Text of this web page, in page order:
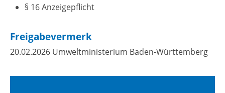
§ 16 Anzeigepflicht
Freigabevermerk
20.02.2026 Umweltministerium Baden-Württemberg